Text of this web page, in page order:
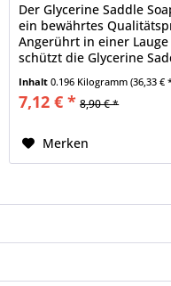
Der Glycerine Saddle
ein bewährtes
Angerührt in einer
schützt die Glycerine
Inhalt0.196 Kilogramm(36,33 €
7,12 € * 8,90 € *
Merken